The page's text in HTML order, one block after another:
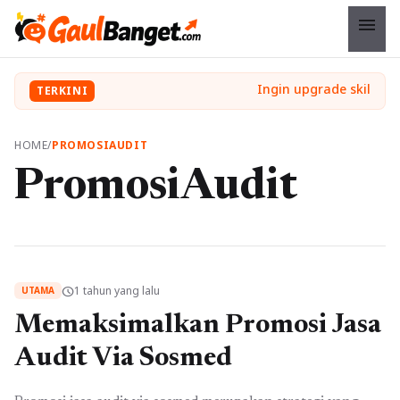
menu
TERKINI
HOME/PROMOSIAUDIT
PromosiAudit
UTAMA schedule1 tahun yang lalu
Memaksimalkan Promosi Jasa
Audit Via Sosmed